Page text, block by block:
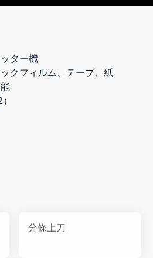
ター機
クフィルム、テープ、紙
分條上刀